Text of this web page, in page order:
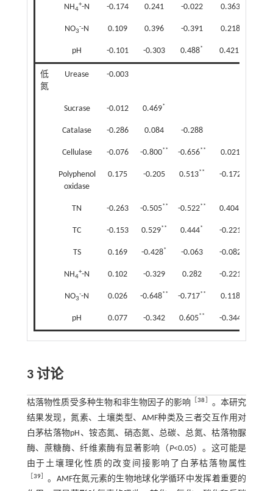
NH4
+-N -0.174 0.241 -0.022 0.363
NO3
--N 0.109 0.396 -0.391 0.218
pH -0.101 -0.303 0.488* 0.421
低
氮
Urease -0.003
Sucrase -0.012 0.469*
Catalase -0.286 0.084 -0.288
Cellulase -0.076 -0.800** -0.656** 0.021
Polyphenol
oxidase
0.175 -0.205 0.513** -0.172
TN -0.263 -0.505** -0.522** 0.404
TC -0.153 0.529** 0.444* -0.221
TS 0.169 -0.428* -0.063 -0.082
NH4
+-N 0.102 -0.329 0.282 -0.221
NO3
--N 0.026 -0.648** -0.717** 0.118
pH 0.077 -0.342 0.605** -0.344
3 讨论
枯落物性质受多种生物和非生物因子的影响 ［38
。本研究
结果发现，氮素、土壤类型、AMF种类及三者交互作用对
白茅枯落物pH、铵态氮、硝态氮、总碳、总氮、枯落物脲
酶、蔗糖酶、纤维素酶有显著影响（ P<0.05）。这可能是
由于土壤理化性质的改变间接影响了白茅枯落物属性
39］ 。AMF在氮元素的生物地球化学循环中发挥着重要的